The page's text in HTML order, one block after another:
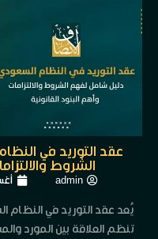
عقد التوريد في
الشروط
admin
يُعد عقد التوريد في النظام
تنظم العلاقة بين المورد